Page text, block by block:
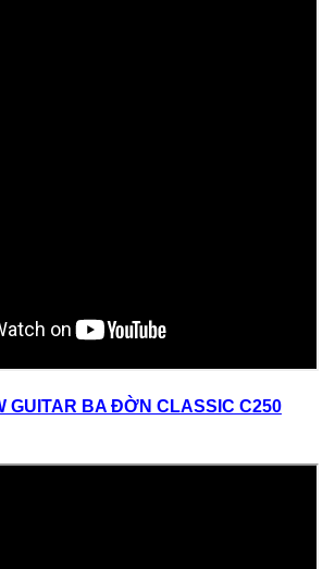
GUITAR BA ĐỜN CLASSIC C250